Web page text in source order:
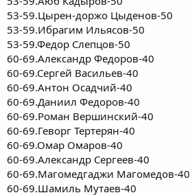
53-59.Цырен-доржо Цыденов-50
53-59.Ибрагим Ильясов-50
53-59.Федор Слепцов-50
60-69.Александр Федоров-40
60-69.Сергей Васильев-40
60-69.Антон Осадчий-40
60-69.Даниил Федоров-40
60-69.Роман Вершинский-40
60-69.Геворг Тертерян-40
60-69.Омар Омаров-40
60-69.Александр Сергеев-40
60-69.Магомедгаджи Магомедов-40
60-69.Шамиль Мутаев-40